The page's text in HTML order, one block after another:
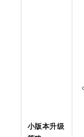
小版本升级